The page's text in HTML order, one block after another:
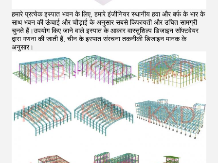
हमारे प्रत्येक इस्पात भवन के लिए, हमारे इंजीनियर स्थानीय हवा और बर्फ के भार के
साथ भवन की ऊंचाई और चौड़ाई के अनुसार सबसे किफायती और उचित सामग्री
चुनते हैं।उपयोग किए जाने वाले इस्पात के आकार वास्तुशिल्प डिजाइन सॉफ्टवेयर
द्वारा गणना की जाती हैं, चीन के इस्पात संरचना तकनीकी डिजाइन मानक के
अनुसार।